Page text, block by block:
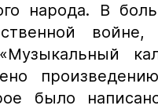
народа. В
было